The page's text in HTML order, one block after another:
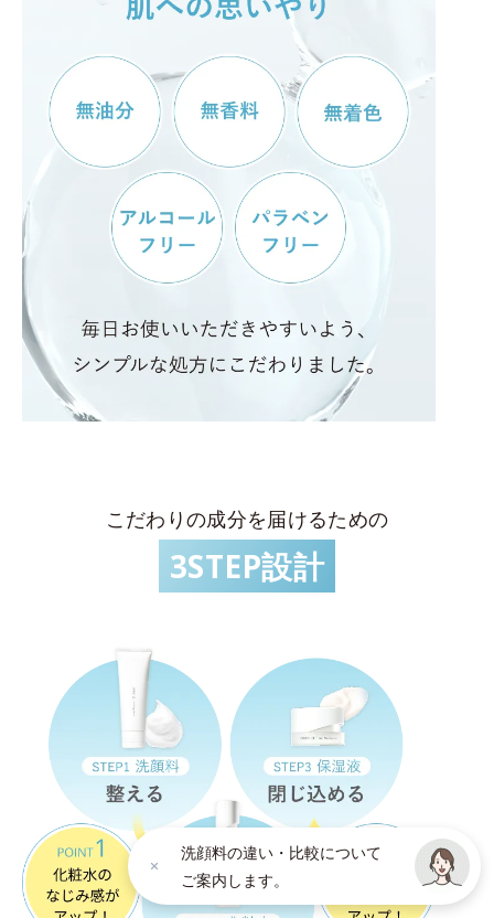
こだわりの成分を届けるための
3STEP設計
洗顔料の違い・比較について
ご案内します。